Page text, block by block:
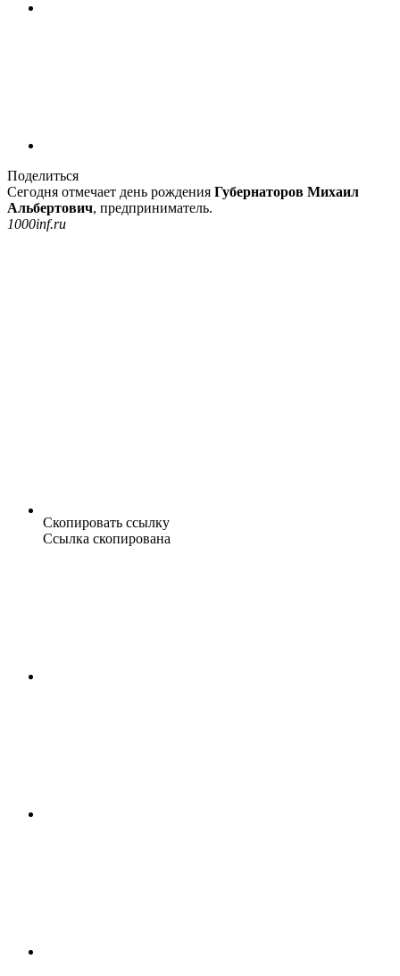
Поделиться
Сегодня отмечает день рождения Губернаторов Михаил
Альбертович, предприниматель.
1000inf.ru
Скопировать ссылку
Ссылка скопирована